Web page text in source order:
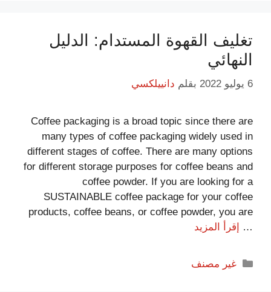
تغليف القهوة المستدام: الدليل
النهائي
6 يوليو 2022 بقلم دانييلكسي
Coffee packaging is a broad topic since there are
many types of coffee packaging widely used in
different stages of coffee. There are many options
for different storage purposes for coffee beans and
coffee powder. If you are looking for a
SUSTAINABLE coffee package for your coffee
products, coffee beans, or coffee powder, you are
…
إقرأ المزيد
غير مصنف
يرجى إثبات أنك إنسان عن طريق اختيار .